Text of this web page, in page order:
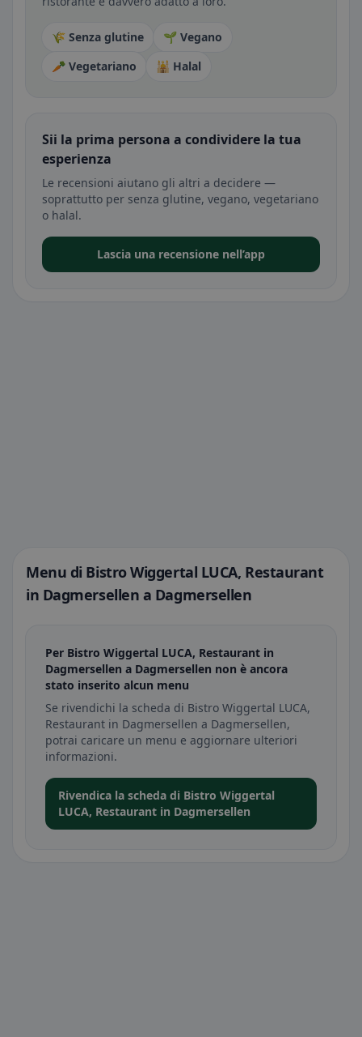
🌾 Senza glutine
🌱 Vegano
🥕 Vegetariano
🕌 Halal
Sii la prima persona a condividere la tua
esperienza
Le recensioni aiutano gli altri a decidere —
soprattutto per senza glutine, vegano, vegetariano
o halal.
Lascia una recensione nell’app
Menu di Bistro Wiggertal LUCA, Restaurant
in Dagmersellen a Dagmersellen
Per Bistro Wiggertal LUCA, Restaurant in
Dagmersellen a Dagmersellen non è ancora
stato inserito alcun menu
Se rivendichi la scheda di Bistro Wiggertal LUCA,
Restaurant in Dagmersellen a Dagmersellen,
potrai caricare un menu e aggiornare ulteriori
informazioni.
Rivendica la scheda di Bistro Wiggertal
LUCA, Restaurant in Dagmersellen